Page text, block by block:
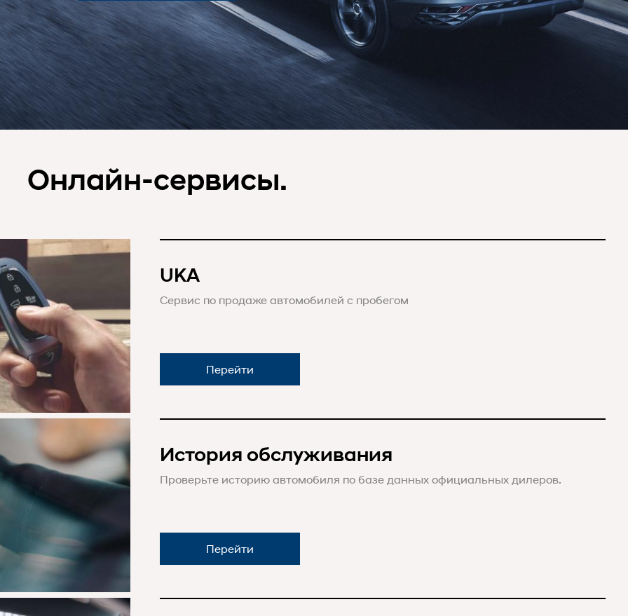
Онлайн-сервисы.
UKA
Сервис по продаже автомобилей с пробегом
Перейти
История обслуживания
Проверьте историю автомобиля по базе данных официальных дилеров.
Перейти